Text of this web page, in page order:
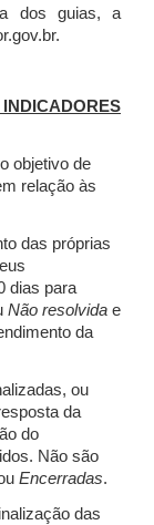
dos guias, a
objetivo de
relação às
das próprias
dias para
Não resolvida e
da
ou
da
do
Não são
Encerradas.
das